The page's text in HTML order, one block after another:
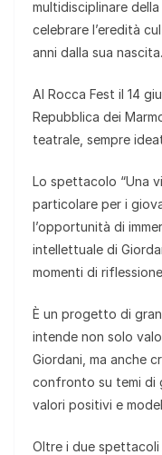
multidisciplinare
celebrare l’eredità
anni dalla sua nascita.
Al Rocca Fest il 14
Repubblica dei
teatrale, sempre
Lo spettacolo “Una
particolare per i
l’opportunità di
intellettuale di
momenti di
È un progetto di
intende non solo
Giordani, ma anche
confronto su temi di
valori positivi e
Oltre i due